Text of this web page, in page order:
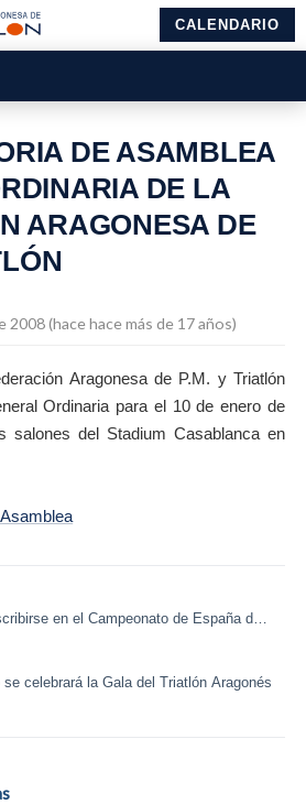
CALENDARIO
DE ASAMBLEA
DE LA
ARAGONESA DE
2008 (hace hace más de 17 años)
Aragonesa de P.M. y Triatlón
Ordinaria para el 10 de enero de
salones del Stadium Casablanca en
en el Campeonato de España de
se celebrará la Gala del Triatlón Aragonés